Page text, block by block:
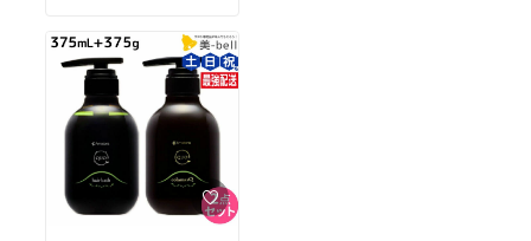
韓国ドラマは音楽も素晴
らしく、切ない感情を上
手く表現してくれます☺️
ドラマを思い返したい
時、切なくなりたい時な
ぜひこのOSTでどっぷり
浸っちゃいましょう🙌
#お気に入りBGM #韓国